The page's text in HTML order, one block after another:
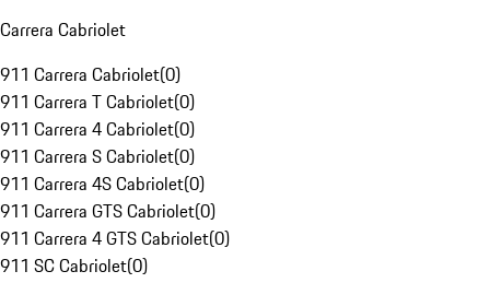
Carrera Cabriolet
911 Carrera Cabriolet(0)
911 Carrera T Cabriolet(0)
911 Carrera 4 Cabriolet(0)
911 Carrera S Cabriolet(0)
911 Carrera 4S Cabriolet(0)
911 Carrera GTS Cabriolet(0)
911 Carrera 4 GTS Cabriolet(0)
911 SC Cabriolet(0)